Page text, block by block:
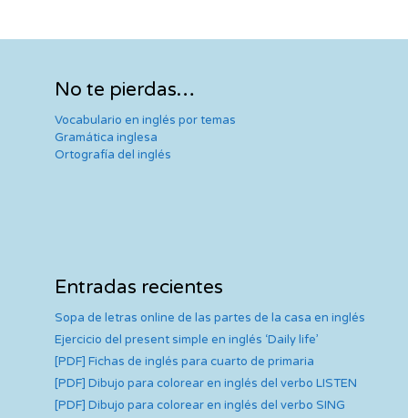
No te pierdas…
Vocabulario en inglés por temas
Gramática inglesa
Ortografía del inglés
Entradas recientes
Sopa de letras online de las partes de la casa en inglés
Ejercicio del present simple en inglés ‘Daily life’
[PDF] Fichas de inglés para cuarto de primaria
[PDF] Dibujo para colorear en inglés del verbo LISTEN
[PDF] Dibujo para colorear en inglés del verbo SING